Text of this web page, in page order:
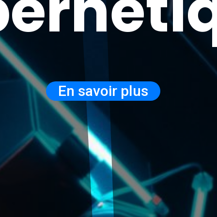
En savoir plus